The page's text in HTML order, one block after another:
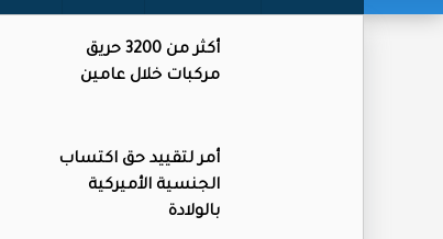
أكثر من 3200 حريق
مركبات خلال عامين
أمر لتقييد حق اكتساب
الجنسية الأميركية
بالولادة